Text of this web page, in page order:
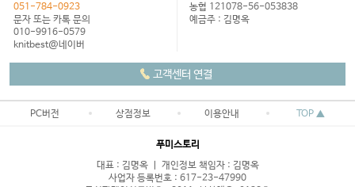
051-784-0923
문자 또는 카톡 문의
010-9916-0579
knitbest@네이버
농협 121078-56-053838
예금주 : 김명옥
고객센터 연결
PC버전 상점정보 이용안내 TOP ▲
푸미스토리
대표 : 김명옥 ㅣ 개인정보 책임자 : 김명옥
사업자 등록번호 : 617-23-47990